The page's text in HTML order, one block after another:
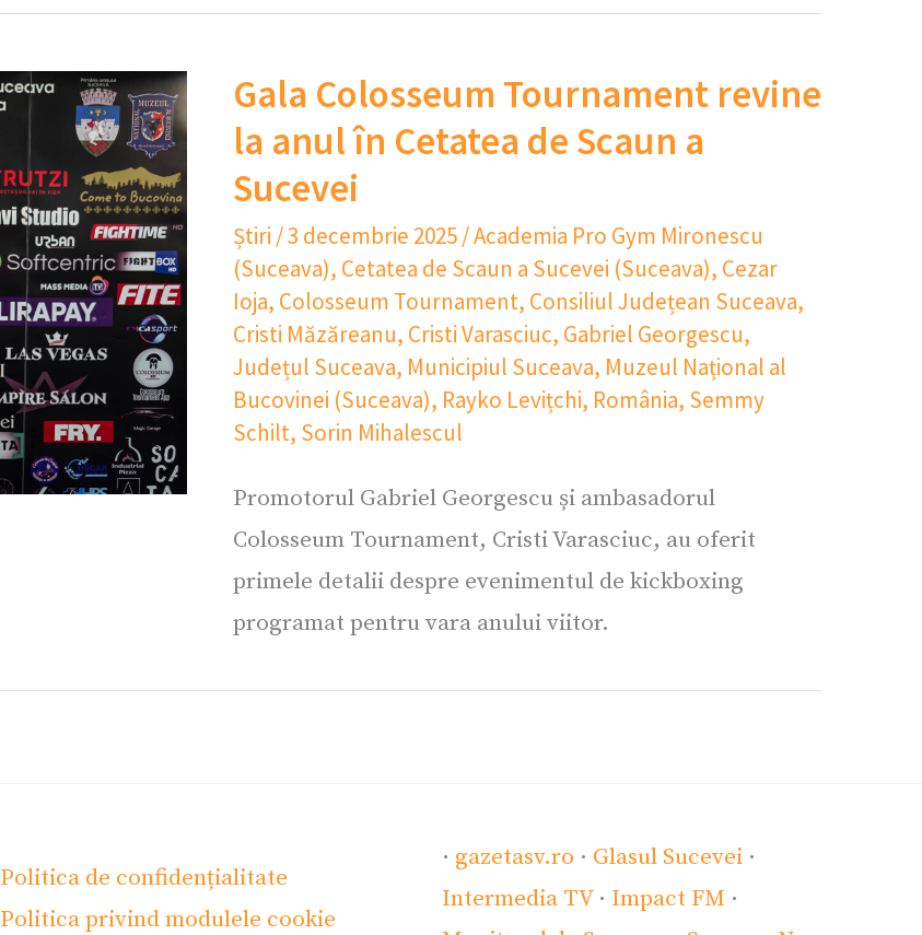
Gala Colosseum Tournament revine
la anul în Cetatea de Scaun a
Sucevei
Știri /3 decembrie 2025/Academia Pro Gym Mironescu
(Suceava), Cetatea de Scaun a Sucevei (Suceava), Cezar
Ioja, Colosseum Tournament, Consiliul Județean Suceava,
Cristi Măzăreanu, Cristi Varasciuc, Gabriel Georgescu,
Județul Suceava, Municipiul Suceava, Muzeul Național al
Bucovinei (Suceava), Rayko Levițchi, România, Semmy
Schilt, Sorin Mihalescul
Promotorul Gabriel Georgescu și ambasadorul
Colosseum Tournament, Cristi Varasciuc, au oferit
primele detalii despre evenimentul de kickboxing
programat pentru vara anului viitor.
Politica de confidențialitate
Politica privind modulele cookie
· gazetasv.ro · Glasul Sucevei ·
Intermedia TV· Impact FM ·